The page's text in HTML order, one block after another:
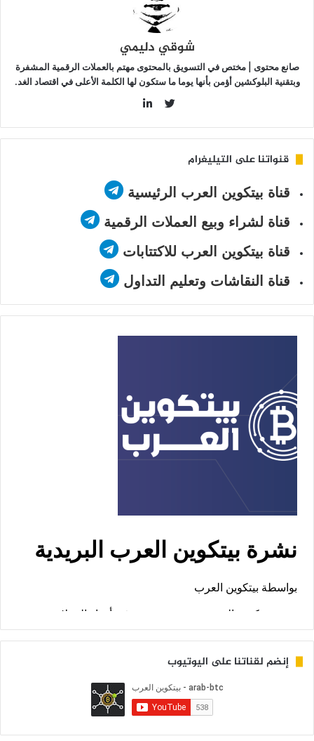
شوقي دليمي
صانع محتوى | مختص في التسويق بالمحتوى مهتم بالعملات الرقمية المشفرة
وبتقنية البلوكشين أؤمن بأنها يوما ما ستكون لها الكلمة الأعلى في اقتصاد الغد.
قنواتنا على التيليغرام
قناة بيتكوين العرب الرئيسية
قناة لشراء وبيع العملات الرقمية
قناة بيتكوين العرب للاكتتابات
قناة النقاشات وتعليم التداول
إنضم لقناتنا على اليوتيوب